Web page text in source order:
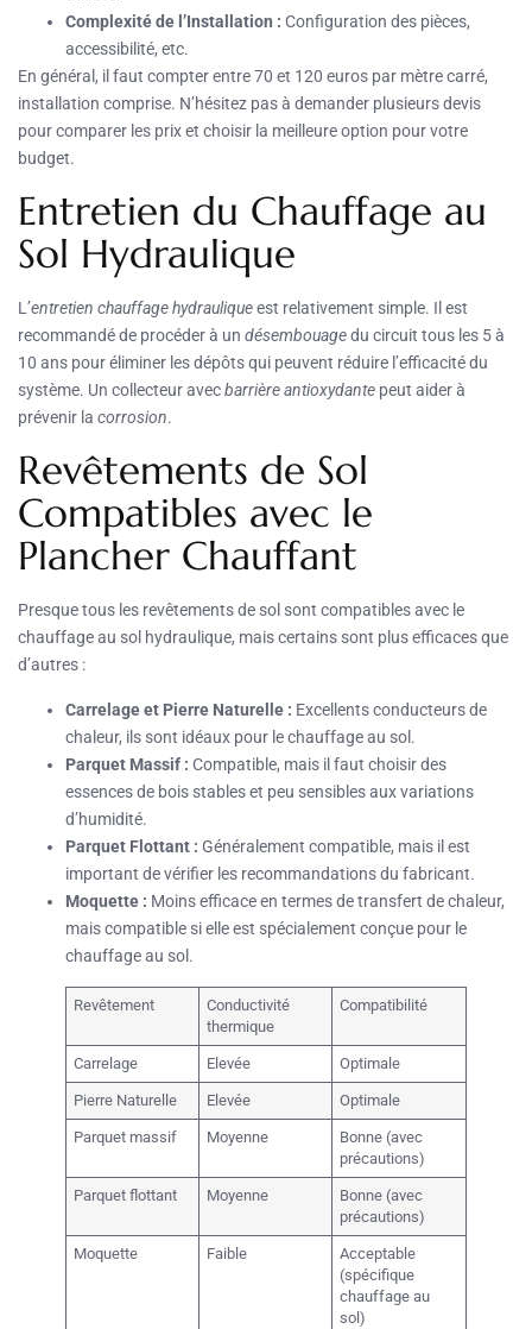
Complexité de l’Installation : Configuration des pièces,
accessibilité, etc.
En général, il faut compter entre 70 et 120 euros par mètre carré,
installation comprise. N’hésitez pas à demander plusieurs devis
pour comparer les prix et choisir la meilleure option pour votre
budget.
Entretien du Chauffage au
Sol Hydraulique
L’entretien chauffage hydrauliqueest relativement simple. Il est
recommandé de procéder à un désembouagedu circuit tous les 5 à
10 ans pour éliminer les dépôts qui peuvent réduire l’efficacité du
système. Un collecteur avecbarrière antioxydante peut aider à
prévenir la corrosion.
Revêtements de Sol
Compatibles avec le
Plancher Chauffant
Presque tous les revêtements de sol sont compatibles avec le
chauffage au sol hydraulique, mais certains sont plus efficaces que
d’autres :
Carrelage et Pierre Naturelle : Excellents conducteurs de
chaleur, ils sont idéaux pour le chauffage au sol.
Parquet Massif : Compatible, mais il faut choisir des
essences de bois stables et peu sensibles aux variations
d’humidité.
Parquet Flottant : Généralement compatible, mais il est
important de vérifier les recommandations du fabricant.
Moquette : Moins efficace en termes de transfert de chaleur,
mais compatible si elle est spécialement conçue pour le
chauffage au sol.
Revêtement
Conductivité
thermique
Compatibilité
Carrelage Elevée Optimale
Pierre Naturelle Elevée Optimale
Parquet massif Moyenne
Bonne (avec
précautions)
Parquet flottant Moyenne
Bonne (avec
précautions)
Moquette Faible
Acceptable
(spécifique
chauffage au
sol)